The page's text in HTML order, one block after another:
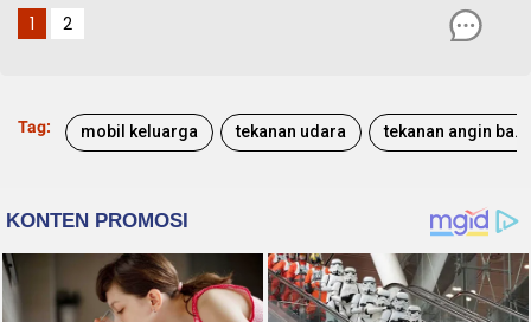
1 2
Tag: mobil keluarga tekanan udara tekanan angin ban mobil